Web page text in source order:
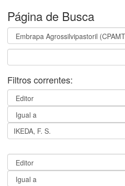
Página de Busca
Filtros correntes: